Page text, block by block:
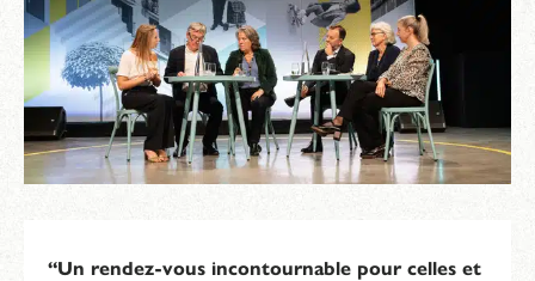
“Un rendez-vous incontournable pour celles et